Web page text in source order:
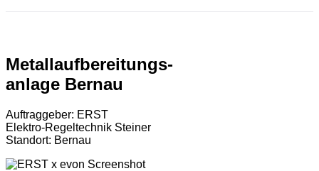
Metallaufbereitungs-
anlage Bernau
Auftraggeber: ERST
Elektro-Regeltechnik Steiner
Standort: Bernau